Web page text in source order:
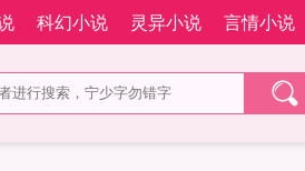
科幻小说 灵异小说 言情小说